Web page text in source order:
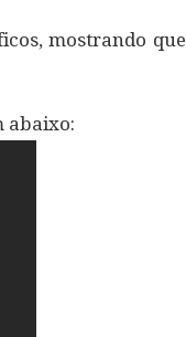
mostrando que
abaixo: